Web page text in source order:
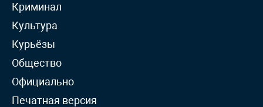
Криминал
Культура
Курьёзы
Общество
Официально
Печатная версия